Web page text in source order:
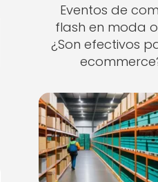
Eventos de
flash en moda
¿Son efectivos